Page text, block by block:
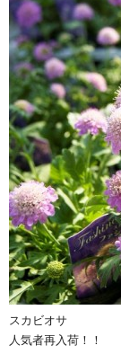
スカビオサ
人気者再入荷！！